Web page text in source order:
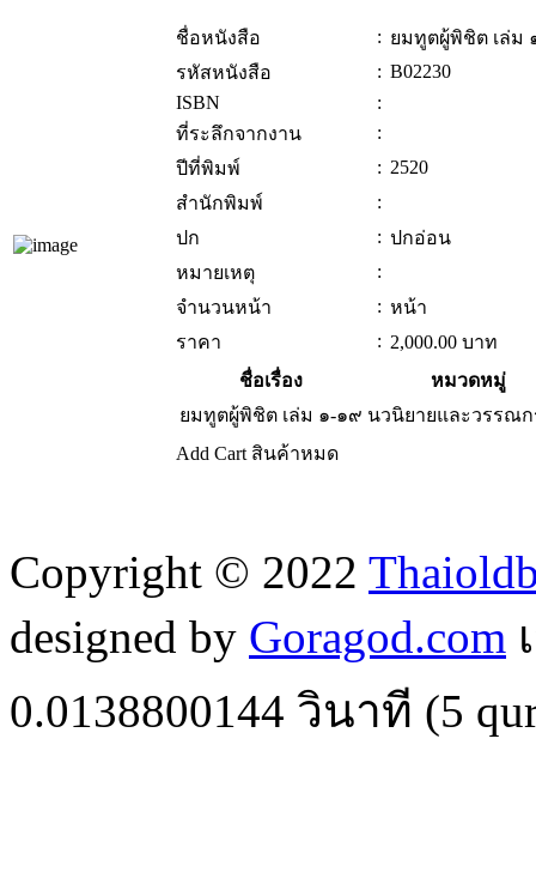
ชื่อหนังสือ : ยมทูตผู้พิชิต เล่ม
รหัสหนังสือ
: B02230
ISBN
:
ที่ระลึกจากงาน
:
ปีที่พิมพ์
: 2520
สำนักพิมพ์
:
ปก
: ปกอ่อน
หมายเหตุ
:
จำนวนหน้า
: หน้า
ราคา
: 2,000.00 บาท
ชื่อเรื่อง
หมวดหมู่
ยมทูตผู้พิชิต เล่ม ๑-๑๙ นวนิยายและวรรณ
Add Cart สินค้าหมด
Copyright © 2022
designed by Goragod.com
0.0138800144 วินาที (5